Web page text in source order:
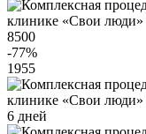
8500
-77%
1955
6 дней